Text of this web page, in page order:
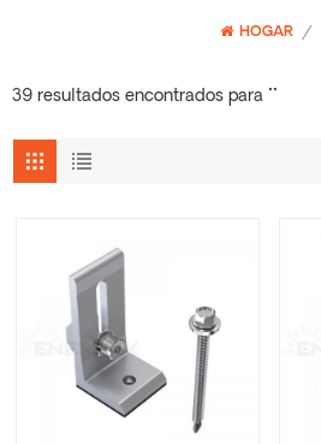
HOGAR /
39 resultados encontrados para ""